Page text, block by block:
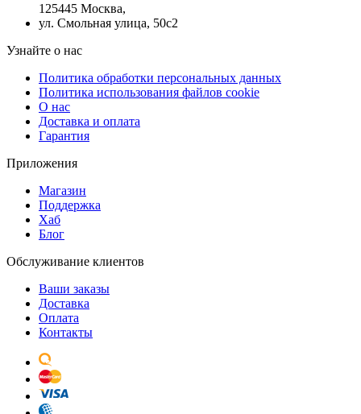
125445 Москва,
ул. Смольная улица, 50с2
Узнайте о нас
Политика обработки персональных данных
Политика использования файлов cookie
О нас
Доставка и оплата
Гарантия
Приложения
Магазин
Поддержка
Хаб
Блог
Обслуживание клиентов
Ваши заказы
Доставка
Оплата
Контакты